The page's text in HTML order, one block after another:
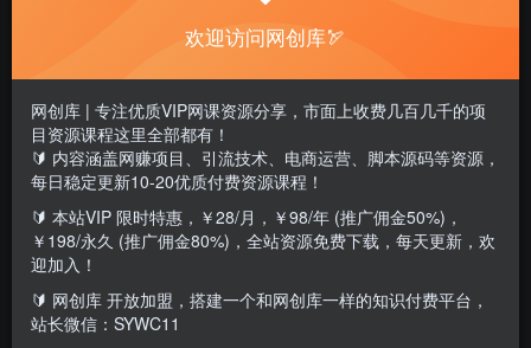
项目介绍
欢迎访问网创库🏹
网创库 | 专注优质VIP网课资源分享，市面上收费几百几千的项
目资源课程这里全部都有！
🔰 内容涵盖网赚项目、引流技术、电商运营、脚本源码等资源，
每日稳定更新10-20优质付费资源课程！
🔰 本站VIP 限时特惠，￥28/月，￥98/年 (推广佣金50%)，
￥198/永久 (推广佣金80%)，全站资源免费下载，每天更新，欢
迎加入！
🔰 网创库 开放加盟，搭建一个和网创库一样的知识付费平台，
站长微信：SYWC11